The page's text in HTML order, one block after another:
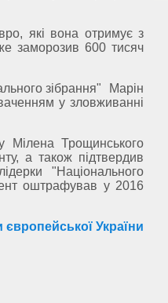
які вона отримує з
заморозив 600 тисяч
зібрання" Марін
у зловживанні
Мілена Трощинського
а також підтвердив
"Національного
оштрафував у 2016
європейської України